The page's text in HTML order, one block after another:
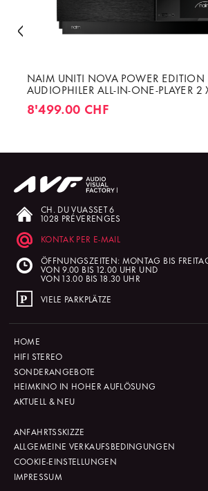
NAIM UNITI NOVA POWER EDITION
AUDIOPHILER ALL-IN-ONE-PLAYER
VERSTÄRKER HDMI ARC/CEC &
8'499.00 CHF
CH. DU VUASSET 6
1028 PRÉVERENGES
KONTAK PER E-MAIL
ÖFFNUNGSZEITEN: MONTAG BIS
VON 9.00 BIS 12.00 UHR UND
VON 13.00 BIS 18.30 UHR
VIELE PARKPLÄTZE
HOME
HIFI STEREO
SONDERANGEBOTE
HEIMKINO IN HOHER AUFLÖSUNG
AKTUELL & NEU
ANFAHRTSSKIZZE
ALLGEMEINE VERKAUFSBEDINGUNGEN
COOKIE-EINSTELLUNGEN
IMPRESSUM